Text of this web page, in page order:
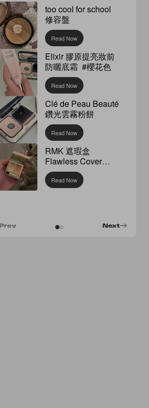
too cool for school
修容盤
Read Now
Elixir 膠原提亮妝前
防曬底霜 #櫻花色
Read Now
Clé de Peau Beauté
鑽光雲霧粉餅
Read Now
RMK 遮瑕盒
Flawless Cover
Concealer
Read Now
Next
Prev